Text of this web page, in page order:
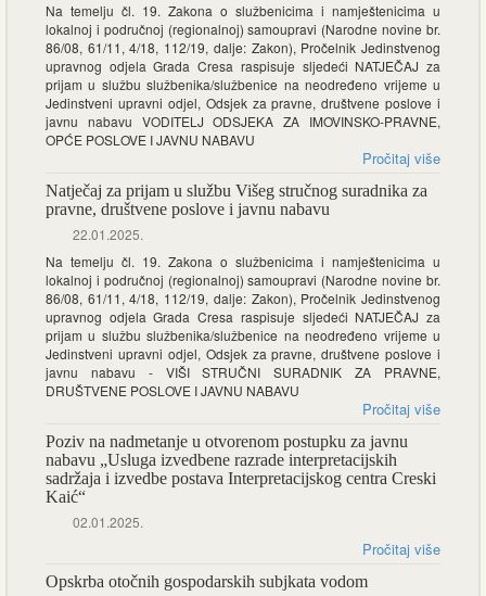
Na temelju čl. 19. Zakona o službenicima i namještenicima u
lokalnoj i područnoj (regionalnoj) samoupravi (Narodne novine br.
86/08, 61/11, 4/18, 112/19, dalje: Zakon), Pročelnik Jedinstvenog
upravnog odjela Grada Cresa raspisuje sljedeći NATJEČAJ za
prijam u službu službenika/službenice na neodređeno vrijeme u
Jedinstveni upravni odjel, Odsjek za pravne, društvene poslove i
javnu nabavu VODITELJ ODSJEKA ZA IMOVINSKO-PRAVNE,
OPĆE POSLOVE I JAVNU NABAVU
Pročitaj više
Natječaj za prijam u službu Višeg stručnog suradnika za
pravne, društvene poslove i javnu nabavu
22.01.2025.
Na temelju čl. 19. Zakona o službenicima i namještenicima u
lokalnoj i područnoj (regionalnoj) samoupravi (Narodne novine br.
86/08, 61/11, 4/18, 112/19, dalje: Zakon), Pročelnik Jedinstvenog
upravnog odjela Grada Cresa raspisuje sljedeći NATJEČAJ za
prijam u službu službenika/službenice na neodređeno vrijeme u
Jedinstveni upravni odjel, Odsjek za pravne, društvene poslove i
javnu nabavu - VIŠI STRUČNI SURADNIK ZA PRAVNE,
DRUŠTVENE POSLOVE I JAVNU NABAVU
Pročitaj više
Poziv na nadmetanje u otvorenom postupku za javnu
nabavu „Usluga izvedbene razrade interpretacijskih
sadržaja i izvedbe postava Interpretacijskog centra Creski
Kaić“
02.01.2025.
Pročitaj više
Opskrba otočnih gospodarskih subjkata vodom